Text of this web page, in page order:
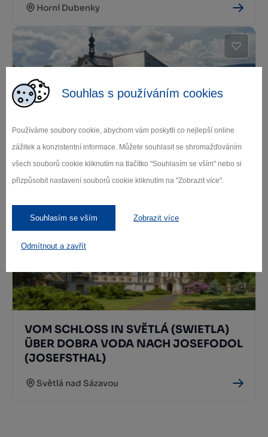
Souhlas s používáním cookies
Používáme soubory cookie, abychom vám poskytli co nejlepší online
zážitek a konzistentní informace. Můžete souhlasit se shromažďováním
všech souborů cookie kliknutím na tlačítko "Souhlasím se vším" nebo si
přizpůsobit nastavení souborů cookie kliknutím na "Zobrazit více".
Souhlasím se vším Zobrazit více
Odmítnout a zavřít
Horní Dubenky
VON KRIŽÁNKY ZUR BERÜHMTESTEN
(BÖHMISCH MILLAU)
VOM SCHLOSS IN SVĚTLÁ (SWIETLA)
ÜBER DOBRA VODA NACH JOSEFODOL
(JOSEFSTHAL)
Světlá nad Sázavou